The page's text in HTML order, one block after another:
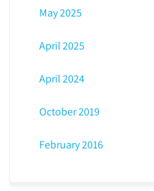
May 2025
April 2025
April 2024
October 2019
February 2016